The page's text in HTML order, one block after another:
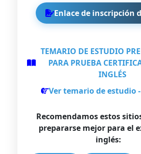
Enlace de inscripción
TEMARIO DE ESTUDIO
PARA PRUEBA
INGLÉS
Ver temario de estudio
Recomendamos estos
prepararse mejor para el
inglés: